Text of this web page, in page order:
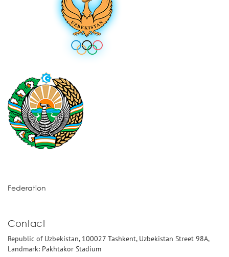
Federation
Contact
Republic of Uzbekistan, 100027 Tashkent, Uzbekistan Street 98A,
Landmark: Pakhtakor Stadium